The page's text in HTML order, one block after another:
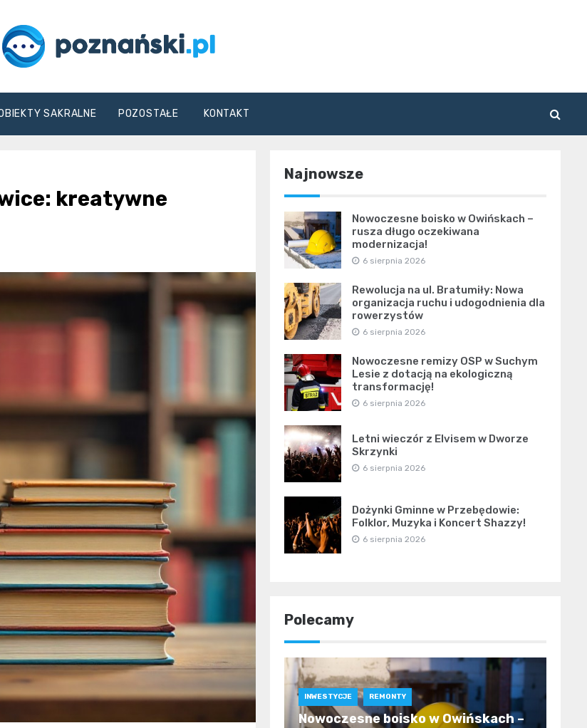
poznanski.pl
SAKRALNE POZOSTAŁE KONTAKT
kreatywne
Najnowsze
Nowoczesne boisko w Owińskach –
rusza długo oczekiwana
modernizacja!
6 sierpnia 2026
Rewolucja na ul. Bratumiły: Nowa
organizacja ruchu i udogodnienia dla
rowerzystów
6 sierpnia 2026
Nowoczesne remizy OSP w Suchym
Lesie z dotacją na ekologiczną
transformację!
6 sierpnia 2026
Letni wieczór z Elvisem w Dworze
Skrzynki
6 sierpnia 2026
Dożynki Gminne w Przebędowie:
Folklor, Muzyka i Koncert Shazzy!
6 sierpnia 2026
Polecamy
INWESTYCJE REMONTY
Nowoczesne boisko w Owińskach –